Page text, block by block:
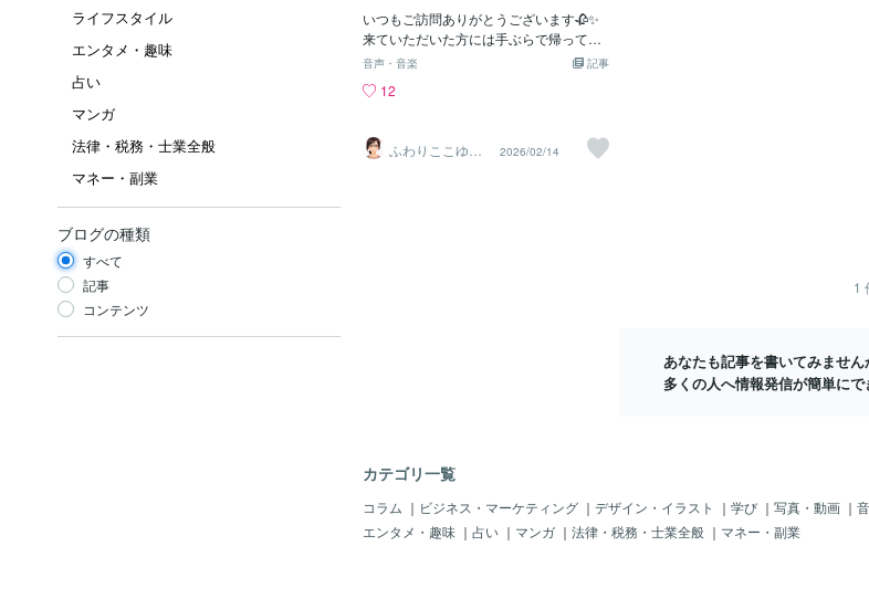
ライフスタイル
エンタメ・趣味
占い
マンガ
法律・税務・士業全般
マネー・副業
ブログの種類
すべて
記事
コンテンツ
いつもご訪問ありがとうございます🥀✨
来ていただいた方には手ぶらで帰って欲
しくない🫶✨愛情精神でblogをお届けし
✧༚˚✧₊⁎💖⁎⁺˳✧༚ ˚✧₊⁎💖⁎⁺˳✧༚˚✧₊⁎💖⁎⁺˳✧༚
ReeeeN（グリーン）（メンバーのHIDE
が参加）MISIAの「愛のかたち」は、胸
す。❤️ここでちょっと🍫おすすめチョコ
方をびっくりさせて笑わせようterry's cho
colate orange （テリーズ チョコレー
記事
音声・音楽
12
ふわりここゆら
り❤️✨癒しタイ
2026/02/14
1
あなたも記事を書いてみません
多くの人へ情報発信が簡単にで
カテゴリ一覧
コラム ｜ ビジネス・マーケティング ｜ デザイン・イラスト ｜ 学び ｜ 写真・動画 ｜
エンタメ・趣味 ｜ 占い ｜ マンガ ｜ 法律・税務・士業全般 ｜ マネー・副業